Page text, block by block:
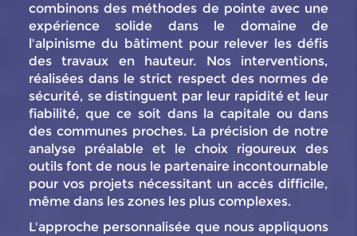
combinons des méthodes de pointe avec une
expérience solide dans le domaine de
l'alpinisme du bâtiment pour relever les défis
des travaux en hauteur. Nos interventions,
réalisées dans le strict respect des normes de
sécurité, se distinguent par leur rapidité et leur
fiabilité, que ce soit dans la capitale ou dans
des communes proches. La précision de notre
analyse préalable et le choix rigoureux des
outils font de nous le partenaire incontournable
pour vos projets nécessitant un accès difficile,
même dans les zones les plus complexes.
L'approche personnalisée que nous appliquons